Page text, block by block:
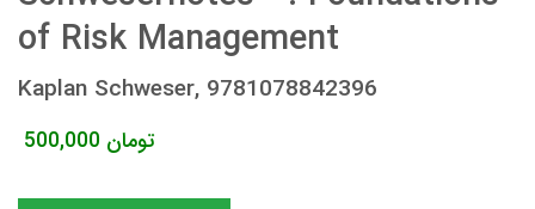
of Risk Management
Kaplan Schweser, 9781078842396
500,000 تومان